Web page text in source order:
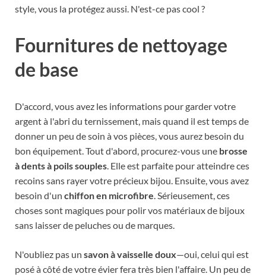
style, vous la protégez aussi. N'est-ce pas cool ?
Fournitures de nettoyage
de base
D'accord, vous avez les informations pour garder votre
argent à l'abri du ternissement, mais quand il est temps de
donner un peu de soin à vos pièces, vous aurez besoin du
bon équipement. Tout d'abord, procurez-vous une brosse
à dents à poils souples. Elle est parfaite pour atteindre ces
recoins sans rayer votre précieux bijou. Ensuite, vous avez
besoin d'un chiffon en microfibre. Sérieusement, ces
choses sont magiques pour polir vos matériaux de bijoux
sans laisser de peluches ou de marques.
N'oubliez pas un savon à vaisselle doux—oui, celui qui est
posé à côté de votre évier fera très bien l'affaire. Un peu de